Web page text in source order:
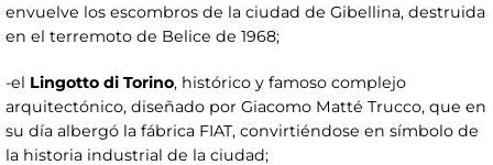
envuelve los escombros de la ciudad de Gibellina, destruida
en el terremoto de Belice de 1968;
-el Lingotto di Torino, histórico y famoso complejo
arquitectónico, diseñado por Giacomo Matté Trucco, que en
su día albergó la fábrica FIAT, convirtiéndose en símbolo de
la historia industrial de la ciudad;